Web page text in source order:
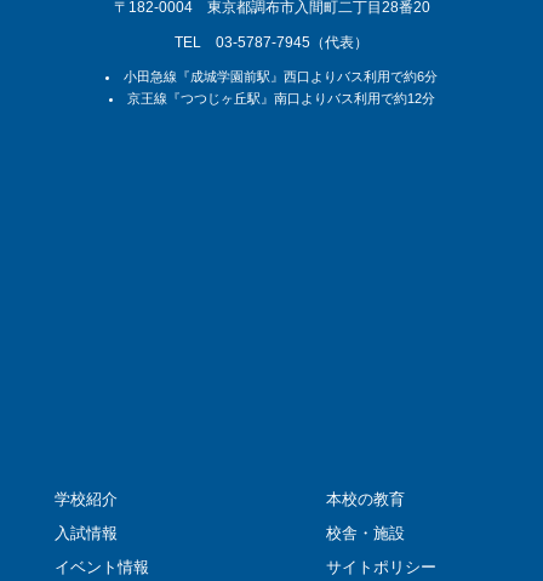
〒182-0004 東京都調布市入間町二丁目28番20
TEL 03-5787-7945（代表）
小田急線『成城学園前駅』西口よりバス利用で約6分
京王線『つつじヶ丘駅』南口よりバス利用で約12分
学校紹介
本校の教育
入試情報
校舎・施設
イベント情報
サイトポリシー